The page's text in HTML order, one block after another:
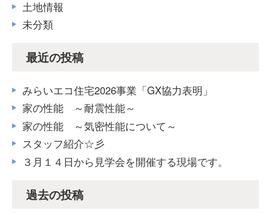
土地情報
未分類
最近の投稿
みらいエコ住宅2026事業「GX協力表明」
家の性能 ～耐震性能～
家の性能 ～気密性能について～
スタッフ紹介☆彡
３月１４日から見学会を開催する現場です。
過去の投稿